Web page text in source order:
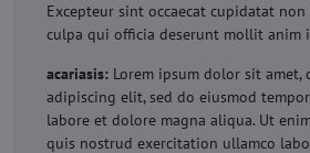
Excepteur sint occaecat cupidatat
culpa qui officia deserunt mollit anim
acariasis: Lorem ipsum dolor sit amet,
adipiscing elit, sed do eiusmod
labore et dolore magna aliqua. Ut
quis nostrud exercitation ullamco